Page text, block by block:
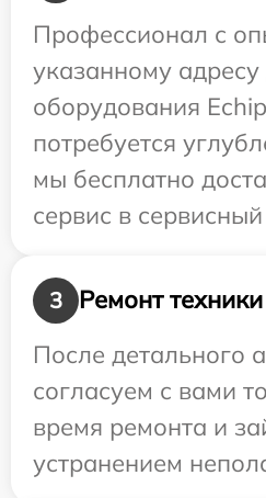
Профессионал с
указанному
оборудования
потребуется
мы бесплатно
сервис в
3
Ремонт техники
После детального
согласуем с вами
время ремонта и
устранением